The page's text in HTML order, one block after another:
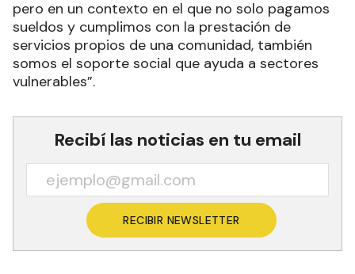
pero en un contexto en el que no solo pagamos
sueldos y cumplimos con la prestación de
servicios propios de una comunidad, también
somos el soporte social que ayuda a sectores
vulnerables”.
Recibí las noticias en tu email
RECIBIR NEWSLETTER